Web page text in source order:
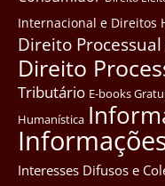
Internacional e Direitos
Direito Processual
Direito
Tributário E-books
Humanística
Interesses Difusos e